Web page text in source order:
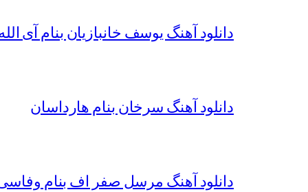
دانلود آهنگ یوسف خانبازیان بنام آی
دانلود آهنگ سرخان بنام هارداسان
دانلود آهنگ مرسل صفر اف بنام